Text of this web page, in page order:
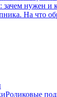
нужен и
На что
Роликовые